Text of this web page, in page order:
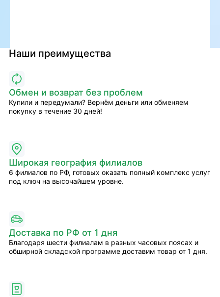
Наши преимущества
Обмен и возврат без проблем
Купили и передумали? Вернём деньги или обменяем
покупку в течение 30 дней!
Широкая география филиалов
6 филиалов по РФ, готовых оказать полный комплекс услуг
под ключ на высочайшем уровне.
Доставка по РФ от 1 дня
Благодаря шести филиалам в разных часовых поясах и
обширной складской программе доставим товар от 1 дня.